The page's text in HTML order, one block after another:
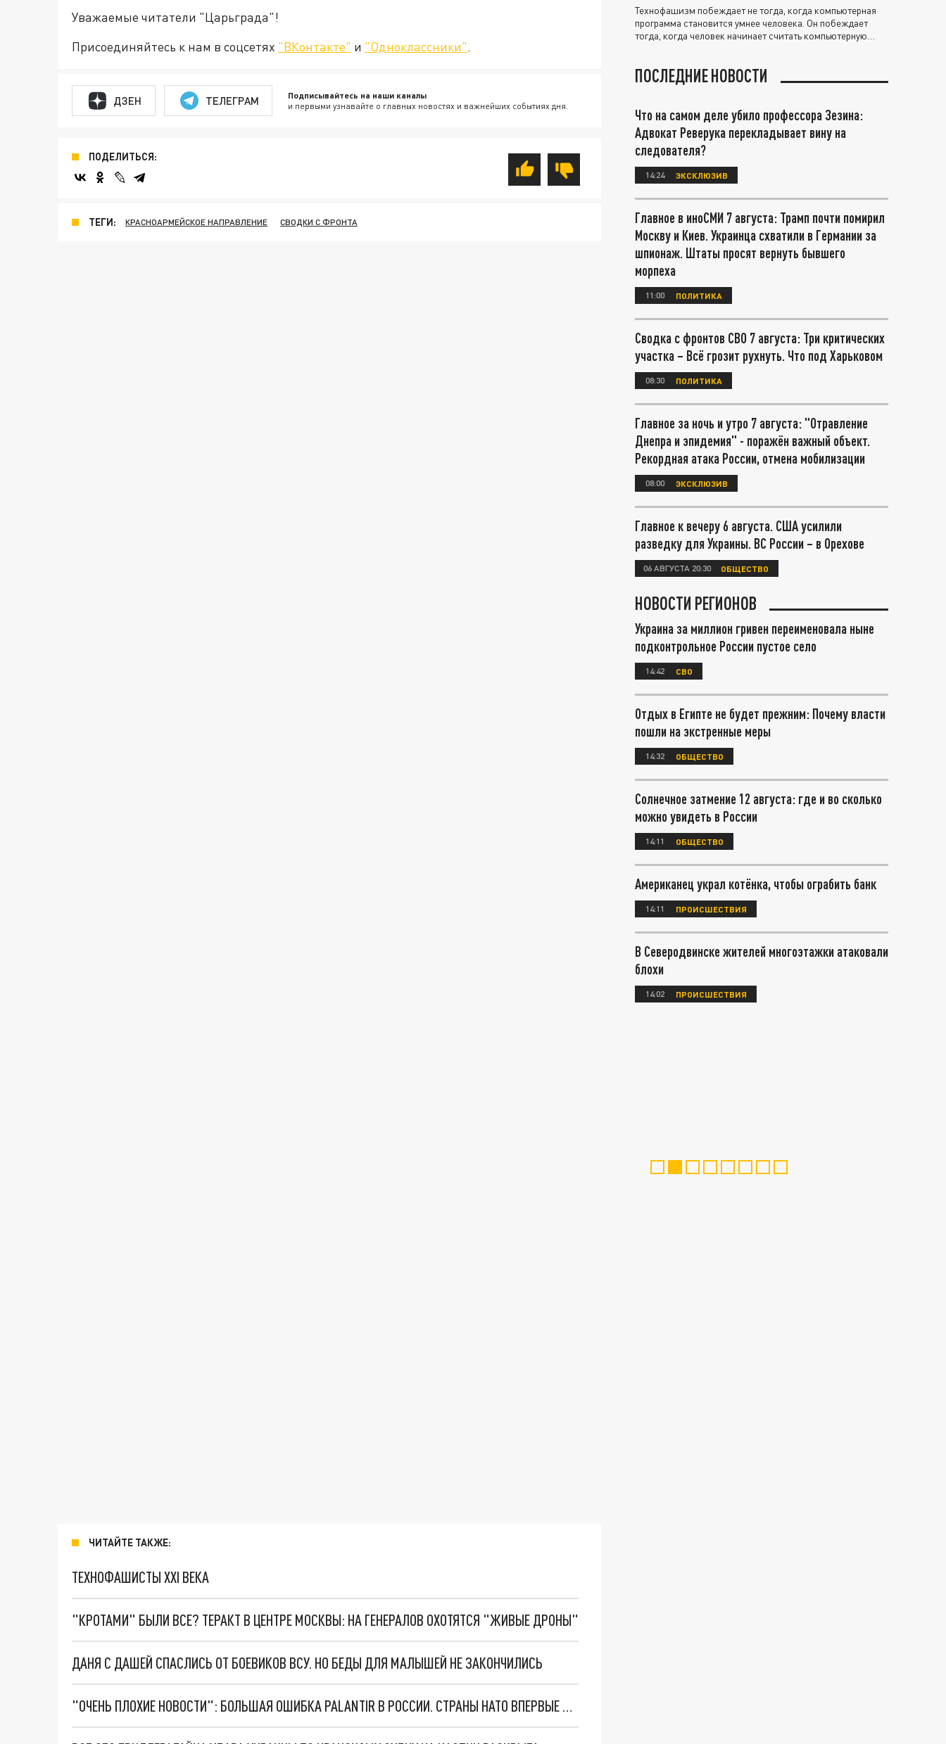
Уважаемые читатели "Царьграда"!
Присоединяйтесь к нам в соцсетях "ВКонтакте" и "Одноклассники".
ДЗЕН ТЕЛЕГРАМ Подписывайтесь на наши каналы
и первыми узнавайте о главных новостях и важнейших событиях дня.
ПОДЕЛИТЬСЯ:
ТЕГИ: КРАСНОАРМЕЙСКОЕ НАПРАВЛЕНИЕ СВОДКИ С ФРОНТА
ЧИТАЙТЕ ТАКЖЕ:
ТЕХНОФАШИСТЫ XXI ВЕКА
"КРОТАМИ" БЫЛИ ВСЕ? ТЕРАКТ В ЦЕНТРЕ МОСКВЫ: НА ГЕНЕРАЛОВ ОХОТЯТСЯ "ЖИВЫЕ ДРОНЫ"
ДАНЯ С ДАШЕЙ СПАСЛИСЬ ОТ БОЕВИКОВ ВСУ. НО БЕДЫ ДЛЯ МАЛЫШЕЙ НЕ ЗАКОНЧИЛИСЬ
"ОЧЕНЬ ПЛОХИЕ НОВОСТИ": БОЛЬШАЯ ОШИБКА PALANTIR В РОССИИ. СТРАНЫ НАТО ВПЕРВЫЕ ЗА СВО ОСТАНОВИЛИ ПОСТАВКИ ОРУЖИЯ. ВСУ ТЕРЯЮТ ПРИГРАНИЧЬЕ?
Технофашизм побеждает не тогда, когда компьютерная
программа становится умнее человека. Он побеждает
тогда, когда человек начинает считать компьютерную
ПОСЛЕДНИЕ НОВОСТИ
Что на самом деле убило профессора Зезина:
Адвокат Реверука перекладывает вину на
следователя?
14:24 ЭКСКЛЮЗИВ
Главное в иноСМИ 7 августа: Трамп почти помирил
Москву и Киев. Украинца схватили в Германии за
шпионаж. Штаты просят вернуть бывшего
морпеха
11:00 ПОЛИТИКА
Сводка с фронтов СВО 7 августа: Три критических
участка – Всё грозит рухнуть. Что под Харьковом
08:30 ПОЛИТИКА
Главное за ночь и утро 7 августа: "Отравление
Днепра и эпидемия" - поражён важный объект.
Рекордная атака России, отмена мобилизации
08:00 ЭКСКЛЮЗИВ
Главное к вечеру 6 августа. США усилили
разведку для Украины. ВС России – в Орехове
06 АВГУСТА 20:30 ОБЩЕСТВО
НОВОСТИ РЕГИОНОВ
Украина за миллион гривен переименовала ныне
подконтрольное России пустое село
14:42 СВО
Отдых в Египте не будет прежним: Почему власти
пошли на экстренные меры
14:32 ОБЩЕСТВО
Солнечное затмение 12 августа: где и во сколько
можно увидеть в России
14:11 ОБЩЕСТВО
Американец украл котёнка, чтобы ограбить банк
14:11 ПРОИСШЕСТВИЯ
В Северодвинске жителей многоэтажки атаковали
блохи
14:02 ПРОИСШЕСТВИЯ